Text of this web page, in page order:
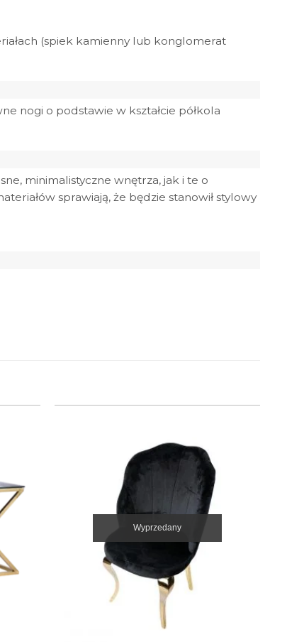
(spiek kamienny lub konglomerat
nogi o podstawie w kształcie półkola
minimalistyczne wnętrza, jak i te o
sprawiają, że będzie stanowił stylowy
Wyprzedany